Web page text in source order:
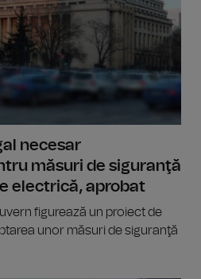
necesar
măsuri de siguranţă
electrică, aprobat
figurează un proiect de
unor măsuri de siguranţă